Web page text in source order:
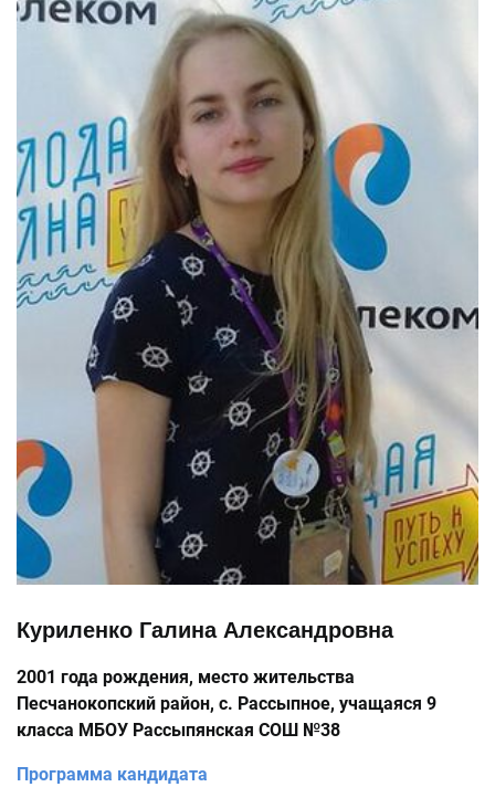
Куриленко Галина Александровна
2001 года рождения, место жительства
Песчанокопский район, с. Рассыпное, учащаяся 9
класса МБОУ Рассыпянская СОШ №38
Программа кандидата